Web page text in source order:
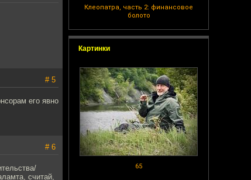
Клеопатра, часть 2: финансовое
болото
Картинки
65
# 5
его явно
# 6
считай,